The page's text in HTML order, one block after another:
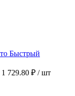
Быстрый
1 729.80 ₽ / шт